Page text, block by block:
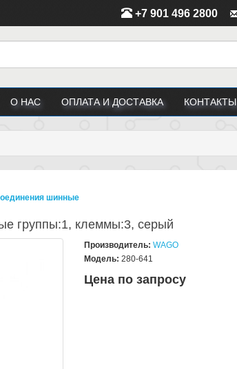
+7 901 496 2800
О НАС ОПЛАТА И ДОСТАВКА КОНТАКТЫ
шинные
группы:1, клеммы:3, серый
Производитель: WAGO
Модель: 280-641
Цена по запросу